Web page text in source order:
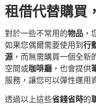
租借代替購買
對於一些不常用的物品 ，
如果您偶爾需要使用到 行
源 ，而無需購買一個全新
空間或咖啡廳 ，也會提供
服務，讓您可以彈性運用
透過以上這些省錢省時的